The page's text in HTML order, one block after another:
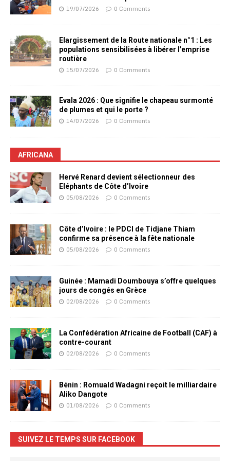
19/07/2026 0 Comments
Elargissement de la Route nationale n°1 : Les
populations sensibilisées à libérer l’emprise
routière
15/07/2026 0 Comments
Evala 2026 : Que signifie le chapeau surmonté
de plumes et qui le porte ?
14/07/2026 0 Comments
AFRICANA
Hervé Renard devient sélectionneur des
Eléphants de Côte d’Ivoire
05/08/2026 0 Comments
Côte d’Ivoire : le PDCI de Tidjane Thiam
confirme sa présence à la fête nationale
05/08/2026 0 Comments
Guinée : Mamadi Doumbouya s’offre quelques
jours de congés en Grèce
02/08/2026 0 Comments
La Confédération Africaine de Football (CAF) à
contre-courant
02/08/2026 0 Comments
Bénin : Romuald Wadagni reçoit le milliardaire
Aliko Dangote
01/08/2026 0 Comments
SUIVEZ LE TEMPS SUR FACEBOOK